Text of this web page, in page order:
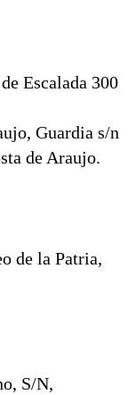
Escalada 300
Guardia s/n
de Araujo.
de la Patria,
S/N,